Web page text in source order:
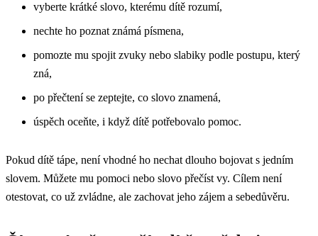
vyberte krátké slovo, kterému dítě rozumí,
nechte ho poznat známá písmena,
pomozte mu spojit zvuky nebo slabiky podle postupu, který
zná,
po přečtení se zeptejte, co slovo znamená,
úspěch oceňte, i když dítě potřebovalo pomoc.
Pokud dítě tápe, není vhodné ho nechat dlouho bojovat s jedním
slovem. Můžete mu pomoci nebo slovo přečíst vy. Cílem není
otestovat, co už zvládne, ale zachovat jeho zájem a sebedůvěru.